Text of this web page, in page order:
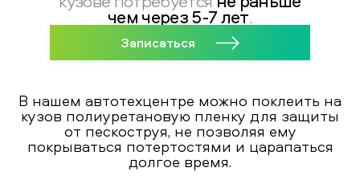
чем через 5-7 лет.
Записаться
В нашем автотехцентре можно поклеить на
кузов полиуретановую пленку для защиты
от пескоструя, не позволяя ему
покрываться потертостями и царапаться
долгое время.